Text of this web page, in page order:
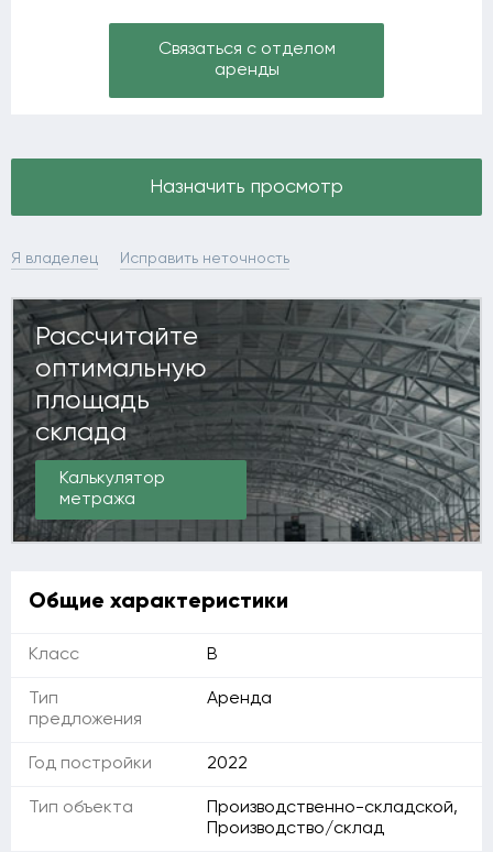
Связаться с отделом
аренды
Назначить просмотр
Я владелец Исправить неточность
Рассчитайте
оптимальную
площадь
склада
Калькулятор
метража
Общие характеристики
Класс B
Тип
предложения
Аренда
Год постройки 2022
Тип объекта
Производственно-складской,
Производство/склад